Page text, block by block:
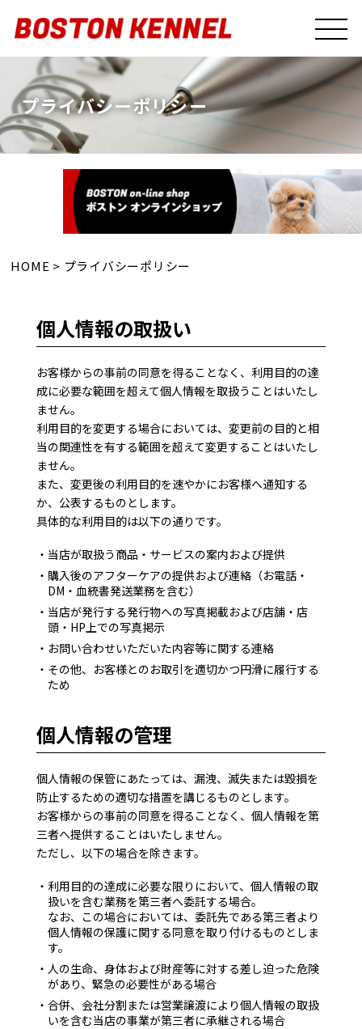
プライバシーポリシー
HOME > プライバシーポリシー
個人情報の取扱い
お客様からの事前の同意を得ることなく、利用目的の達
成に必要な範囲を超えて個人情報を取扱うことはいたし
ません。
利用目的を変更する場合においては、変更前の目的と相
当の関連性を有する範囲を超えて変更することはいたし
ません。
また、変更後の利用目的を速やかにお客様へ通知する
か、公表するものとします。
具体的な利用目的は以下の通りです。
当店が取扱う商品・サービスの案内および提供
購入後のアフターケアの提供および連絡（お電話・
DM・血統書発送業務を含む）
当店が発行する発行物への写真掲載および店舗・店
頭・HP上での写真掲示
お問い合わせいただいた内容等に関する連絡
その他、お客様とのお取引を適切かつ円滑に履行する
ため
個人情報の管理
個人情報の保管にあたっては、漏洩、滅失または毀損を
防止するための適切な措置を講じるものとします。
お客様からの事前の同意を得ることなく、個人情報を第
三者へ提供することはいたしません。
ただし、以下の場合を除きます。
利用目的の達成に必要な限りにおいて、個人情報の取
扱いを含む業務を第三者へ委託する場合。
なお、この場合においては、委託先である第三者より
個人情報の保護に関する同意を取り付けるものとしま
す。
人の生命、身体および財産等に対する差し迫った危険
があり、緊急の必要性がある場合
合併、会社分割または営業譲渡により個人情報の取扱
いを含む当店の事業が第三者に承継される場合